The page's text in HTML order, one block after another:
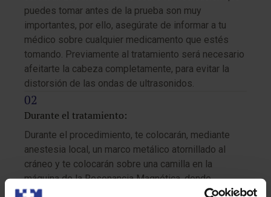
puedes tomar antes de la prueba son muy
importantes, por ello, asegúrate de informar a tu
médico sobre cualquier medicamento que estés
tomando. Previamente al tratamiento será necesario
afeitarte la cabeza completamente, para evitar la
distorsión de las ondas de ultrasonidos.
Durante el tratamiento:
Durante el procedimiento, te colocarán, mediante
anestesia local, un marco metálico atornillado al
cráneo y te colocarán sobre una camilla en la
máquina de la Resonancia Magnética, donde
permanecerás durante todo el procedimiento.